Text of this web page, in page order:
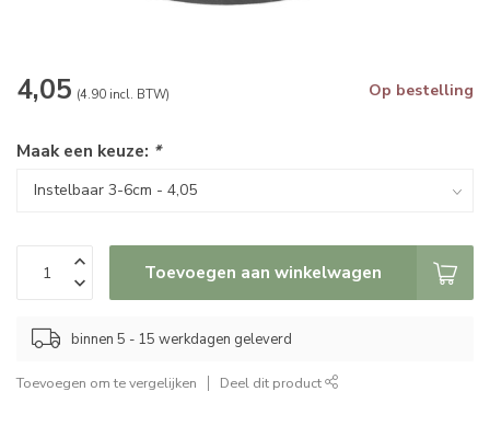
4,05 (4.90 incl. BTW) Op bestelling
Maak een keuze: *
Toevoegen aan winkelwagen
binnen 5 - 15 werkdagen geleverd
Toevoegen om te vergelijken Deel dit product